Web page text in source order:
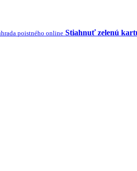
poistného online Stiahnuť zelenú